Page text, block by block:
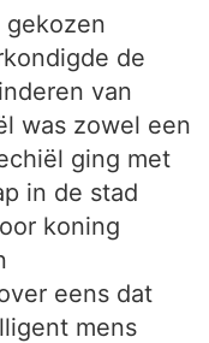
gekozen
de
van
was zowel een
ging met
in de stad
koning
eens dat
mens